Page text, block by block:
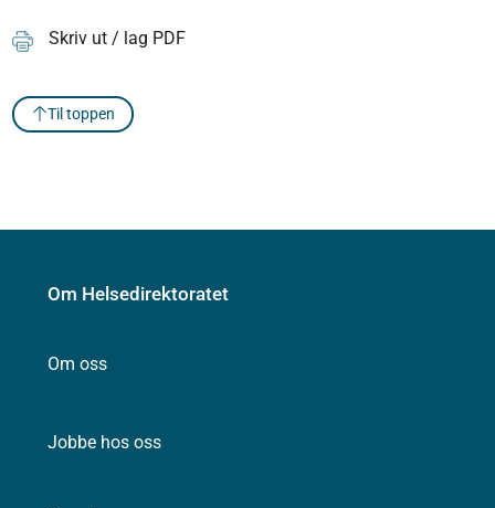
Skriv ut / lag PDF
Til toppen
Om Helsedirektoratet
Om oss
Jobbe hos oss